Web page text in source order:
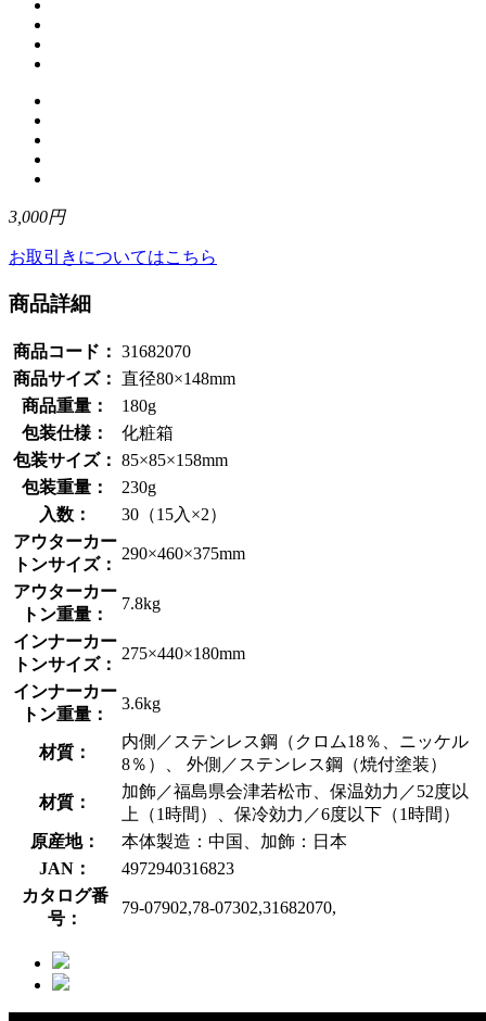
3,000円
お取引きについてはこちら
商品詳細
商品コード： 31682070
商品サイズ： 直径80×148mm
商品重量：
180g
包装仕様：
化粧箱
包装サイズ： 85×85×158mm
包装重量：
230g
入数：
30（15入×2）
アウターカー
トンサイズ：
290×460×375mm
アウターカー
トン重量：
7.8kg
インナーカー
トンサイズ：
275×440×180mm
インナーカー
トン重量：
3.6kg
材質：
内側／ステンレス鋼（クロム18％、ニッケル
8％）、 外側／ステンレス鋼（焼付塗装）
材質：
加飾／福島県会津若松市、保温効力／52度以
上（1時間）、保冷効力／6度以下（1時間）
原産地：
本体製造：中国、加飾：日本
JAN：
4972940316823
カタログ番
号：
79-07902,78-07302,31682070,